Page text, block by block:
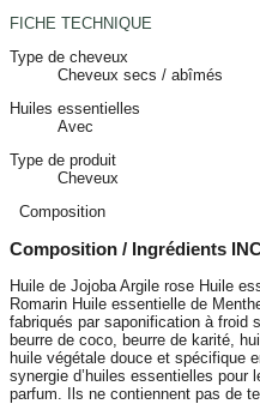
FICHE TECHNIQUE
Type de cheveux
Cheveux secs / abîmés
Huiles essentielles
Avec
Type de produit
Cheveux
Composition
Composition / Ingrédients
Huile de Jojoba Argile rose Huile
Romarin Huile essentielle de
fabriqués par saponification à froid
beurre de coco, beurre de karité,
huile végétale douce et spécifique
synergie d’huiles essentielles pour
parfum. Ils ne contiennent pas de